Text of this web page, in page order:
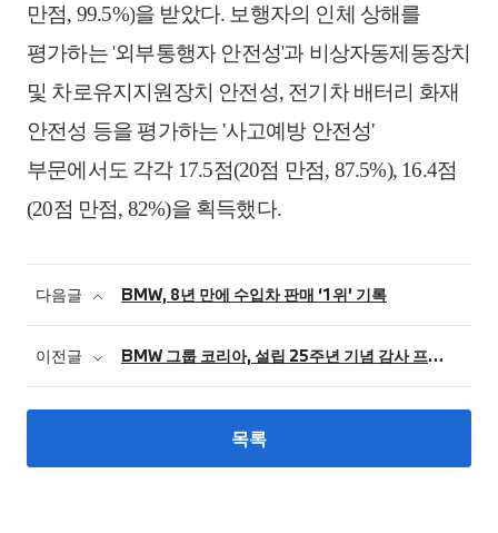
만점, 99.5%)을 받았다. 보행자의 인체 상해를
평가하는'외부통행자 안전성'과 비상자동제동장치
및 차로유지지원장치 안전성, 전기차 배터리 화재
안전성 등을 평가하는'사고예방 안전성'
부문에서도 각각17.5점(20점 만점, 87.5%), 16.4점
(20점 만점, 82%)을 획득했다.
다음글 BMW, 8년 만에 수입차 판매 ‘1위’ 기록
이전글 BMW 그룹 코리아, 설립 25주년 기념 감사 프로모션 실시
목록